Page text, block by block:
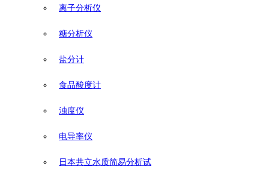
离子分析仪
糖分析仪
盐分计
食品酸度计
浊度仪
电导率仪
日本共立水质简易分析试